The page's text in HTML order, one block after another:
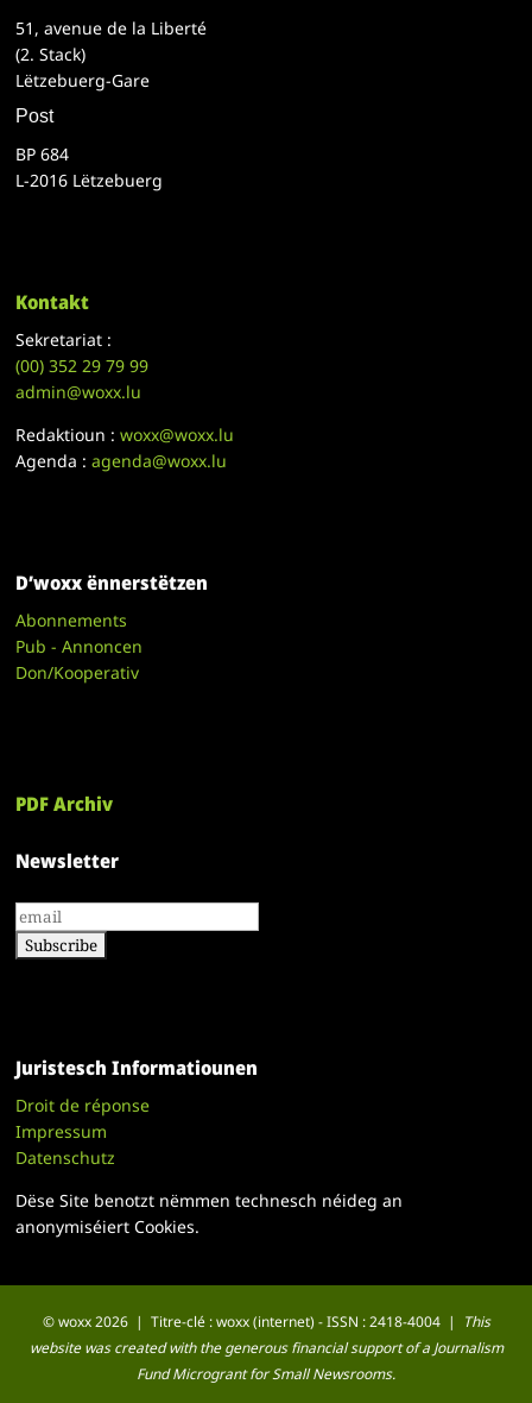
51, avenue de la Liberté
(2. Stack)
Lëtzebuerg-Gare
Post
BP 684
L-2016 Lëtzebuerg
Kontakt
Sekretariat :
(00)352 29 79 99
admin@woxx.lu
Redaktioun :woxx@woxx.lu
Agenda :agenda@woxx.lu
D’woxx ënnerstëtzen
Abonnements
Pub - Annoncen
Don/Kooperativ
PDF Archiv
Newsletter
Juristesch Informatiounen
Droit de réponse
Impressum
Datenschutz
Dëse Site benotzt nëmmen technesch néideg an
anonymiséiert Cookies.
© woxx 2026 | Titre-clé : woxx (internet) - ISSN : 2418-4004 |
This
website was created with the generous financial support of a Journalism
Fund Microgrant for Small Newsrooms.